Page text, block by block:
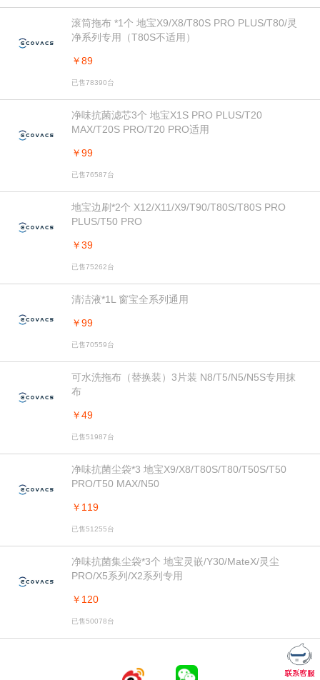
滚筒拖布 *1个 地宝X9/X8/T80S PRO PLUS/T80/灵
净系列专用（T80S不适用）
￥89
已售78390台
净味抗菌滤芯3个 地宝X1S PRO PLUS/T20
MAX/T20S PRO/T20 PRO适用
￥99
已售76587台
地宝边刷*2个 X12/X11/X9/T90/T80S/T80S PRO
PLUS/T50 PRO
￥39
已售75262台
清洁液*1L 窗宝全系列通用
￥99
已售70559台
可水洗拖布（替换装）3片装 N8/T5/N5/N5S专用抹
布
￥49
已售51987台
净味抗菌尘袋*3 地宝X9/X8/T80S/T80/T50S/T50
PRO/T50 MAX/N50
￥119
已售51255台
净味抗菌集尘袋*3个 地宝灵嵌/Y30/MateX/灵尘
PRO/X5系列/X2系列专用
￥120
已售50078台